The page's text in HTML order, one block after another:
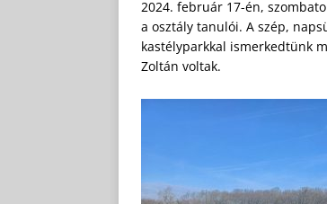
2024. február 17-én,
a osztály tanulói. A szép,
kastélyparkkal ismerkedtünk
Zoltán voltak.